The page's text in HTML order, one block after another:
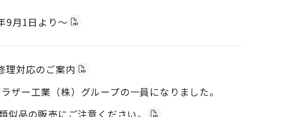
9月1日より～
理対応のご案内
ー工業（株）グループの一員になりました。